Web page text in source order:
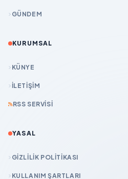
GÜNDEM
KURUMSAL
KÜNYE
İLETIŞIM
RSS SERVISI
YASAL
GIZLILIK POLITIKASI
KULLANIM ŞARTLARI